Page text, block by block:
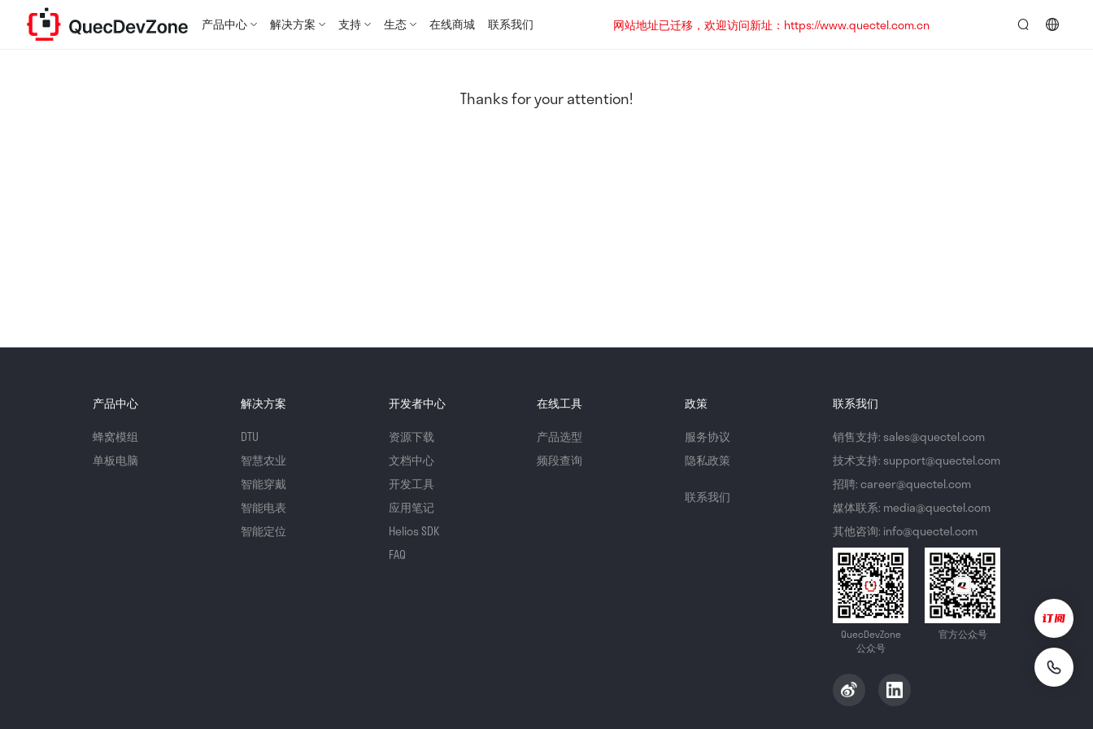
产品中心 解决方案 支持 生态 在线商城 联系我们
网站地址已迁移，欢迎访问新址：https://www.quectel.com.cn
Thanks for your attention!
产品中心
蜂窝模组
单板电脑
解决方案
DTU
智慧农业
智能穿戴
智能电表
智能定位
开发者中心
资源下载
文档中心
开发工具
应用笔记
Helios SDK
FAQ
在线工具
产品选型
频段查询
政策
服务协议
隐私政策
联系我们
联系我们
销售支持: sales@quectel.com
技术支持: support@quectel.com
招聘: career@quectel.com
媒体联系: media@quectel.com
其他咨询: info@quectel.com
QuecDevZone
公众号
官方公众号